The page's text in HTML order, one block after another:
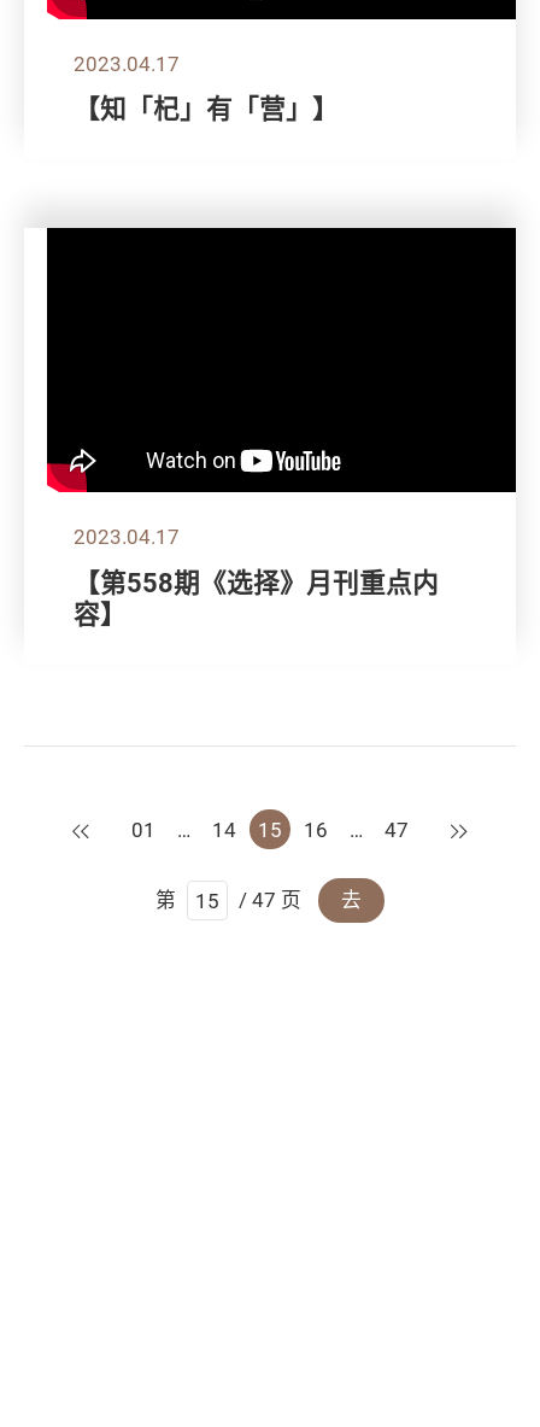
2023.04.17
【知「杞」有「营」】
2023.04.17
【第558期《选择》月刊重点内
容】
上一页
01 … 14 15 16 … 47 下一页
第 / 47 页 去